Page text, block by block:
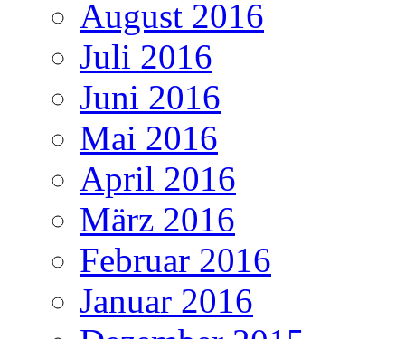
August 2016
Juli 2016
Juni 2016
Mai 2016
April 2016
März 2016
Februar 2016
Januar 2016